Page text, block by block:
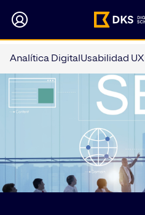
Analítica Digital Usabilidad UX